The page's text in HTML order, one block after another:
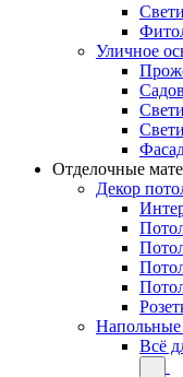
Уличное
Отделочные
Декор
Всё